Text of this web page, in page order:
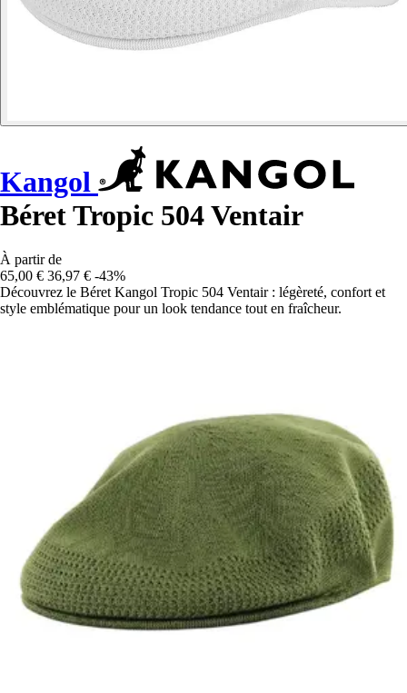
Kangol
Béret Tropic 504 Ventair
À partir de
65,00 € 36,97 € -43%
Découvrez le Béret Kangol Tropic 504 Ventair : légèreté, confort et
style emblématique pour un look tendance tout en fraîcheur.